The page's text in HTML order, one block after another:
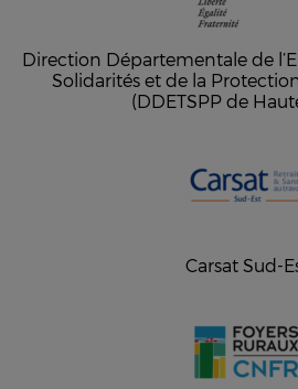
Direction Départementale de
Solidarités et de la
(DDETSPP de
Carsat Sud-